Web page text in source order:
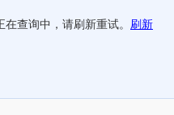
在查询中，请刷新重试。 刷新